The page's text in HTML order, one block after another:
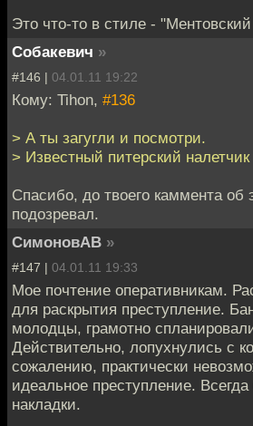
Это что-то в стиле -
Собакевич »
#146 | 04.01.11 19:22
Кому: Tihon, #136
> А ты загугли и посмотри.
> Известный питерский
Спасибо, до твоего каммента об
подозревал.
СимоновАВ »
#147 | 04.01.11 19:33
Мое почтение оперативникам.
для раскрытия преступление.
молодцы, грамотно
Действительно, лопухнулись с
сожалению, практически
идеальное преступление. Всегда
накладки.